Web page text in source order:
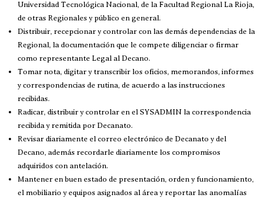
Universidad Tecnológica Nacional, de la Facultad Regional La Rioja,
de otras Regionales y público en general.
Distribuir, recepcionar y controlar con las demás dependencias de la
Regional, la documentación que le compete diligenciar o firmar
como representante Legal al Decano.
Tomar nota, digitar y transcribir los oficios, memorandos, informes
y correspondencias de rutina, de acuerdo a las instrucciones
recibidas.
Radicar, distribuir y controlar en el SYSADMIN la correspondencia
recibida y remitida por Decanato.
Revisar diariamente el correo electrónico de Decanato y del
Decano, además recordarle diariamente los compromisos
adquiridos con antelación.
Mantener en buen estado de presentación, orden y funcionamiento,
el mobiliario y equipos asignados al área y reportar las anomalías